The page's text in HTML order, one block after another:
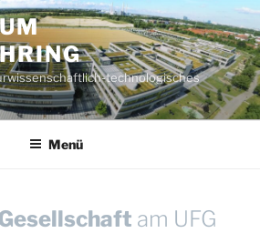
technologisches
Menü
am UFG